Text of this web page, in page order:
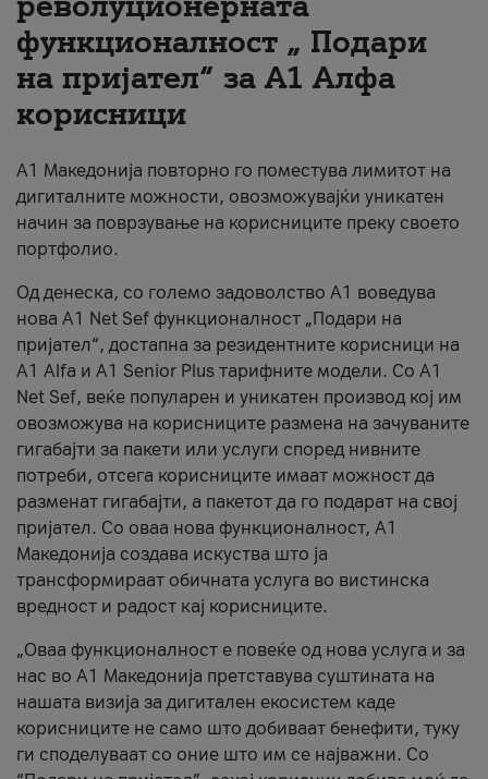
За нас
#ПодобарОнлајн
функционалност „ Подари
на пријател“ за А1 Алфа
корисници
А1 Македонија повторно го поместува лимитот на
дигиталните можности, овозможувајќи уникатен
начин за поврзување на корисниците преку своето
портфолио.
Од денеска, со големо задоволство А1 воведува
нова A1 Net Sef функционалност „Подари на
пријател“, достапна за резидентните корисници на
А1 Alfa и A1 Senior Plus тарифните модели. Со A1
Net Sef, веќе популарен и уникатен производ кој им
овозможува на корисниците размена на зачуваните
гигабајти за пакети или услуги според нивните
потреби, отсега корисниците имаат можност да
разменат гигабајти, а пакетот да го подарат на свој
пријател. Со оваа нова функционалност, А1
Македонија создава искуства што ја
трансформираат обичната услуга во вистинска
вредност и радост кај корисниците.
„Оваа функционалност е повеќе од нова услуга и за
нас во А1 Македонија претставува суштината на
нашата визија за дигитален екосистем каде
корисниците не само што добиваат бенефити, туку
ги споделуваат со оние што им се најважни. Со